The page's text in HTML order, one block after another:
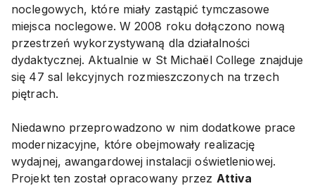
noclegowych, które miały zastąpić tymczasowe
miejsca noclegowe. W 2008 roku dołączono nową
przestrzeń wykorzystywaną dla działalności
dydaktycznej. Aktualnie w St Michaël College znajduje
się 47 sal lekcyjnych rozmieszczonych na trzech
piętrach.
Niedawno przeprowadzono w nim dodatkowe prace
modernizacyjne, które obejmowały realizację
wydajnej, awangardowej instalacji oświetleniowej.
Projekt ten został opracowany przez Attiva